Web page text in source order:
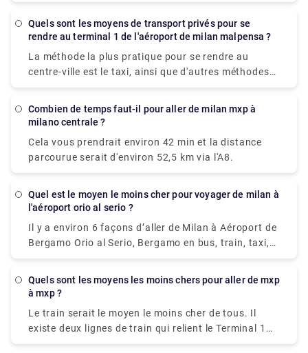
Quels sont les moyens de transport privés pour se
rendre au terminal 1 de l'aéroport de milan malpensa ?
La méthode la plus pratique pour se rendre au
centre-ville est le taxi, ainsi que d'autres méthodes
privées. Le trajet en taxi de l'aéroport de Milan
minutes pour atteindre votre destination.
Combien de temps faut-il pour aller de milan mxp à
milano centrale ?
Cela vous prendrait environ 42 min et la distance
parcourue serait d'environ 52,5 km via l'A8.
Quel est le moyen le moins cher pour voyager de milan à
l'aéroport orio al serio ?
Il y a environ 6 façons d’aller de Milan à Aéroport de
Bergamo Orio al Serio, Bergamo en bus, train, taxi,
voiture, navette ou voiture de luxe. Par conséquent,
les moins chers de tous.
Quels sont les moyens les moins chers pour aller de mxp
à mxp ?
Le train serait le moyen le moins cher de tous. Il
existe deux lignes de train qui relient le Terminal 1
au centre de Milan : le Malpensa Express et le